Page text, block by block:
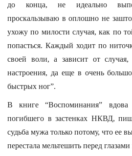
до конца, не идеально
проскальзываю в оплошно не
ухожу по милости случая, как по
попасться. Каждый ходит по
своей воли, а зависит от случая,
настроения, да еще в очень
быстрых ног”.
В книге “Воспоминания” вдова
погибшего в застенках НКВД,
судьба мужа только потому, что ее
перестала мельтешить перед глазами